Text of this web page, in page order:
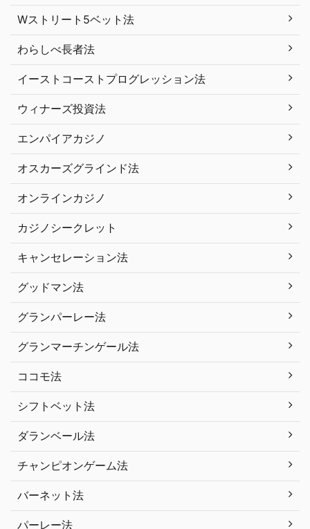
Wストリート5ベット法
わらしべ長者法
イーストコーストプログレッション法
ウィナーズ投資法
エンパイアカジノ
オスカーズグラインド法
オンラインカジノ
カジノシークレット
キャンセレーション法
グッドマン法
グランパーレー法
グランマーチンゲール法
ココモ法
シフトベット法
ダランベール法
チャンピオンゲーム法
バーネット法
パーレー法